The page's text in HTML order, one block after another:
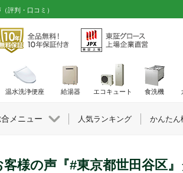
評判・口コミ）
客様の声『#東京都世田谷区
温水洗浄便座 給湯器 エコキュート 食洗機
メニュー 人気ランキング かんたん